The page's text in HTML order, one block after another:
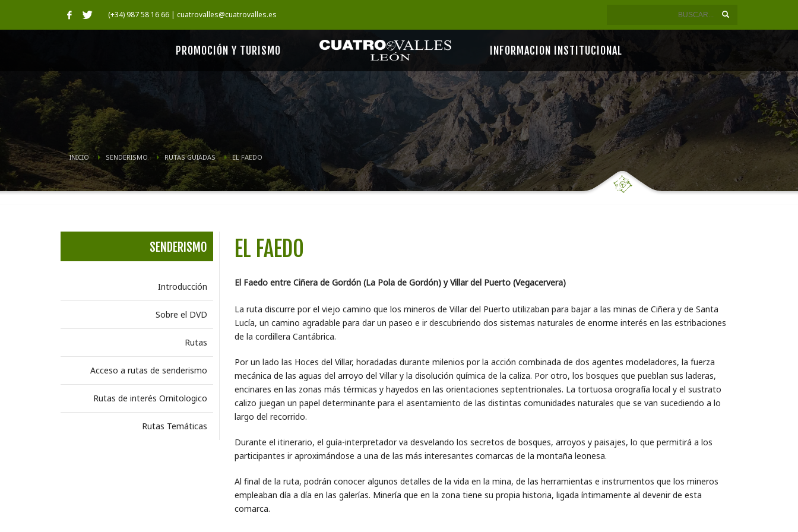
(+34) 987 58 16 66 | cuatrovalles@cuatrovalles.es
PROMOCIÓN Y TURISMO INFORMACION INSTITUCIONAL
INICIO SENDERISMO RUTAS GUIADAS EL FAEDO
SENDERISMO
Introducción
Sobre el DVD
Rutas
Acceso a rutas de senderismo
Rutas de interés Ornitologico
Rutas Temáticas
EL FAEDO
El Faedo entre Ciñera de Gordón (La Pola de Gordón) y Villar del Puerto (Vegacervera)
La ruta discurre por el viejo camino que los mineros de Villar del Puerto utilizaban para bajar a las minas de Ciñera y de Santa
Lucía, un camino agradable para dar un paseo e ir descubriendo dos sistemas naturales de enorme interés en las estribaciones
de la cordillera Cantábrica.
Por un lado las Hoces del Villar, horadadas durante milenios por la acción combinada de dos agentes modeladores, la fuerza
mecánica de las aguas del arroyo del Villar y la disolución química de la caliza. Por otro, los bosques que pueblan sus laderas,
encinares en las zonas más térmicas y hayedos en las orientaciones septentrionales. La tortuosa orografía local y el sustrato
calizo juegan un papel determinante para el asentamiento de las distintas comunidades naturales que se van sucediendo a lo
largo del recorrido.
Durante el itinerario, el guía-interpretador va desvelando los secretos de bosques, arroyos y paisajes, lo que permitirá a los
participantes ir aproximándose a una de las más interesantes comarcas de la montaña leonesa.
Al final de la ruta, podrán conocer algunos detalles de la vida en la mina, de las herramientas e instrumentos que los mineros
empleaban día a día en las galerías. Minería que en la zona tiene su propia historia, ligada íntimamente al devenir de esta
comarca.